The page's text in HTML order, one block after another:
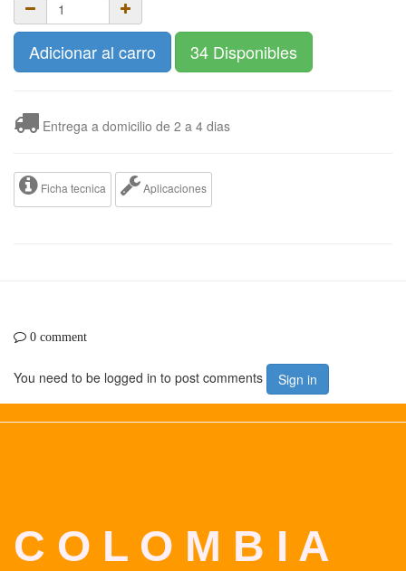
Adicionar al carro 34 Disponibles
Entrega a domicilio de 2 a 4 dias
Ficha tecnica Aplicaciones
0 comment
You need to be logged in to post comments Sign in
C O L O M B I A